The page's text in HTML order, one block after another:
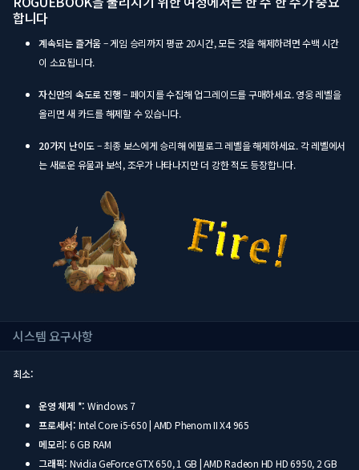
합니다
계속되는 즐거움– 게임 승리까지 평균 20시간, 모든 것을 해제하려면 수백 시간
이 소요됩니다.
자신만의 속도로 진행– 페이지를 수집해 업그레이드를 구매하세요. 영웅 레벨을
올리면 새 카드를 해제할 수 있습니다.
20가지 난이도– 최종 보스에게 승리해 에필로그 레벨을 해제하세요. 각 레벨에서
는 새로운 유물과 보석, 조우가 나타나지만 더 강한 적도 등장합니다.
시스템 요구사항
최소:
운영 체제 *: Windows 7
프로세서: Intel Core i5-650 | AMD Phenom II X4 965
메모리: 6 GB RAM
그래픽: Nvidia GeForce GTX 650, 1 GB | AMD Radeon HD HD 6950, 2 GB